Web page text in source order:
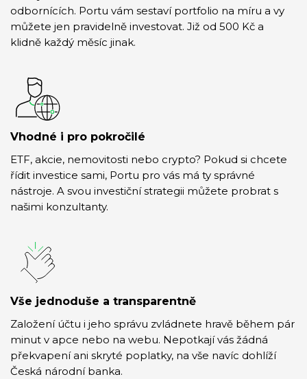
odbornících. Portu vám sestaví portfolio na míru a vy
můžete jen pravidelně investovat. Již od 500 Kč a
klidně každý měsíc jinak.
Vhodné i pro pokročilé
ETF, akcie, nemovitosti nebo crypto? Pokud si chcete
řídit investice sami, Portu pro vás má ty správné
nástroje. A svou investiční strategii můžete probrat s
našimi konzultanty.
Vše jednoduše a transparentně
Založení účtu i jeho správu zvládnete hravě během pár
minut v apce nebo na webu. Nepotkají vás žádná
překvapení ani skryté poplatky, na vše navíc dohlíží
Česká národní banka.